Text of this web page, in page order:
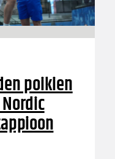
poikien